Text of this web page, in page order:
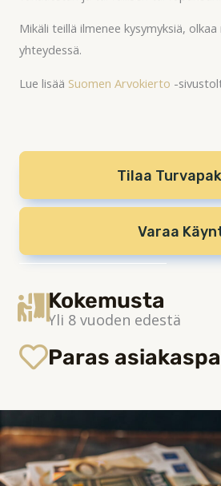
Mikäli teillä ilmenee kysymyksiä,
yhteydessä.
Lue lisää Suomen Arvokierto -
Tilaa
Varaa
Kokemusta
Yli 8 vuoden edestä
Paras